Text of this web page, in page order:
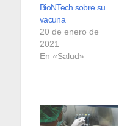
BioNTech sobre su
vacuna
20 de enero de
2021
En «Salud»